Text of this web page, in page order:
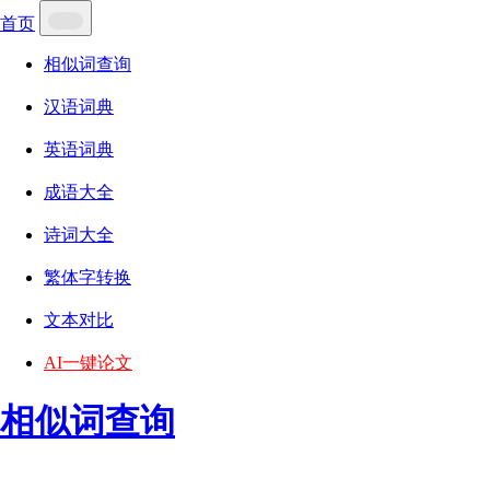
首页
相似词查询
汉语词典
英语词典
成语大全
诗词大全
繁体字转换
文本对比
AI一键论文
相似词查询